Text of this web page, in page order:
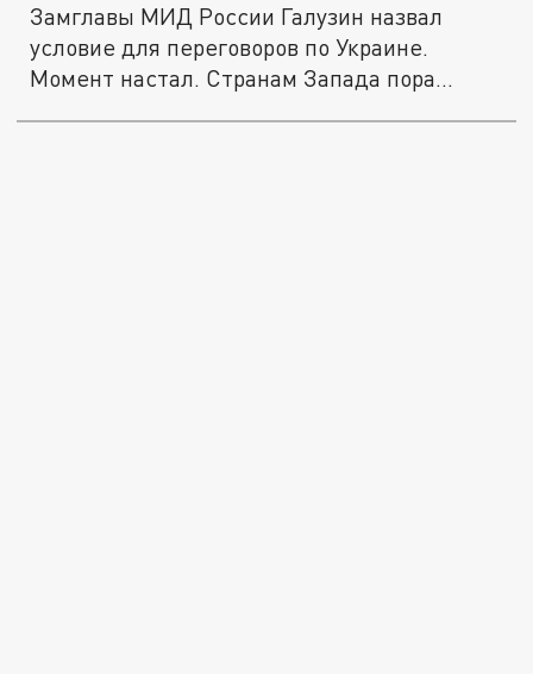
Замглавы МИД России Галузин назвал
условие для переговоров по Украине.
Момент настал. Странам Запада пора...